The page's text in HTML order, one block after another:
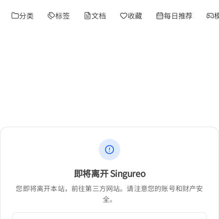
分类 标签 文档 收藏 每日推荐
即将离开 Singureo
您即将离开本站，前往第三方网站。请注意您的账号和财产安
全。